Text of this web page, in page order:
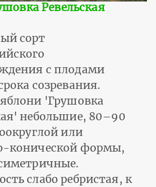
Ревельская
сорт
с плодами
созревания.
'Грушовка
небольшие, 80–90
или
конической формы,
слабо ребристая, к